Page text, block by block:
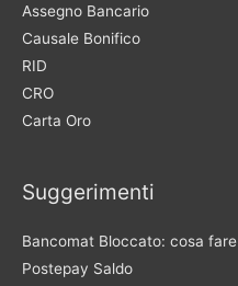
Assegno Bancario
Causale Bonifico
RID
CRO
Carta Oro
Suggerimenti
Bancomat Bloccato: cosa fare
Postepay Saldo